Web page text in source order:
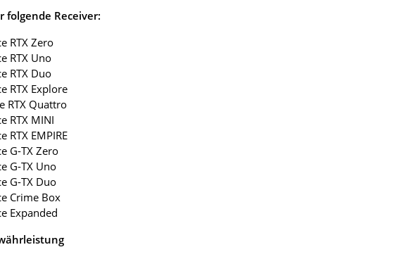
folgende Receiver:
RTX Zero
RTX Uno
RTX Duo
RTX Explore
RTX Quattro
RTX MINI
RTX EMPIRE
G-TX Zero
G-TX Uno
G-TX Duo
Crime Box
Expanded